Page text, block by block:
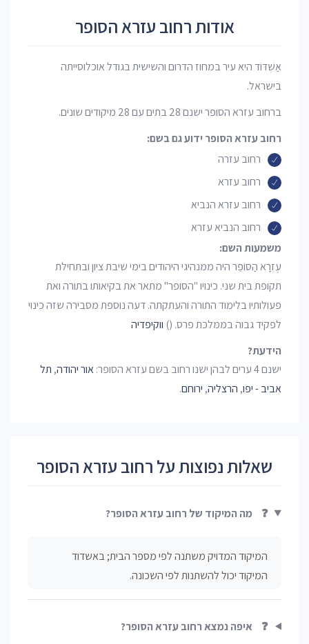
אודות רחוב עזרא הסופר
אַשְׁדּוֹד היא עיר במחוז הדרום והשישית בגודל אוכלוסייתה
בישראל.
ברחוב עזרא הסופר ישנם 28 בתים עם 28 מיקודים שונים.
רחוב עזרא הסופר ידוע גם בשם:
רחוב עזרה
רחוב עזרא
רחוב עזרא הנביא
רחוב הנביא עזרא
משמעות השם:
עֶזְרָא הַסּוֹפֵר היה ממנהיגי היהודים בימי שיבת ציון ובתחילת
תקופת בית שני. כינויו "הסופר" מתאר את בקיאותו בתורה ואת
פעולותיו בלימוד התורה והעתקתה. דעה נוספת מסבירה שזה כינוי
לפקיד גבוה בממלכת פרס. () ווקיפדיה
הידעת?
ישנם 4 ערים לבהן ישנו רחוב בשם עזרא הסופר:
אור יהודה, תל
אביב - יפו, הרצליה, ירוחם.
שאלות נפוצות על רחוב עזרא הסופר
❓ מה המיקוד של רחוב עזרא הסופר?
המיקוד המדויק משתנה לפי מספר הבית; באשדוד
המיקוד יכול להשתנות לפי השכונה.
❓ איפה נמצא רחוב עזרא הסופר?